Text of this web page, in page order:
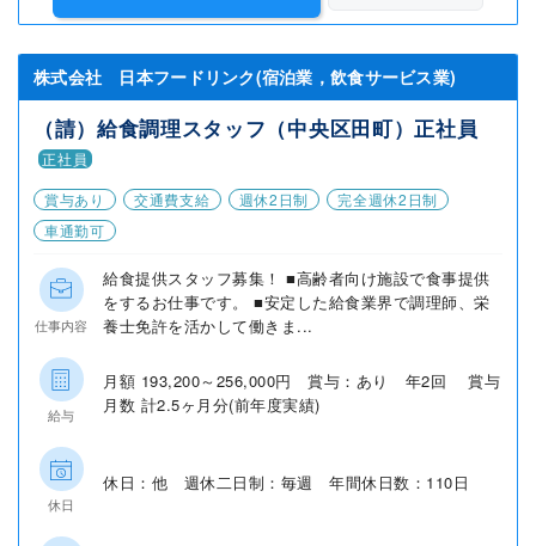
株式会社 日本フードリンク(宿泊業，飲食サービス業)
（請）給食調理スタッフ（中央区田町）正社員
正社員
賞与あり
交通費支給 週休2日制
完全週休2日制
車通勤可
仕事内容
給食提供スタッフ募集！ ■高齢者向け施設で食事提供
をするお仕事です。 ■安定した給食業界で調理師、栄
養士免許を活かして働きま...
給与
月額 193,200～256,000円 賞与：あり 年2回 賞与
月数 計2.5ヶ月分(前年度実績)
休日
休日：他 週休二日制：毎週 年間休日数：110日